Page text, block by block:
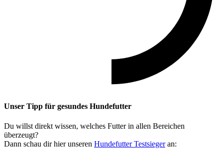
Unser Tipp für gesundes Hundefutter
Du willst direkt wissen, welches Futter in allen Bereichen
überzeugt?
Dann schau dir hier unseren Hundefutter Testsiegeran: